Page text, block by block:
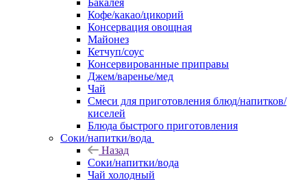
Бакалея
Кофе/какао/цикорий
Консервация овощная
Майонез
Кетчуп/соус
Консервированные приправы
Джем/варенье/мед
Чай
Смеси для приготовления блюд/напитков/
киселей
Блюда быстрого приготовления
Соки/напитки/вода
Назад
Соки/напитки/вода
Чай холодный